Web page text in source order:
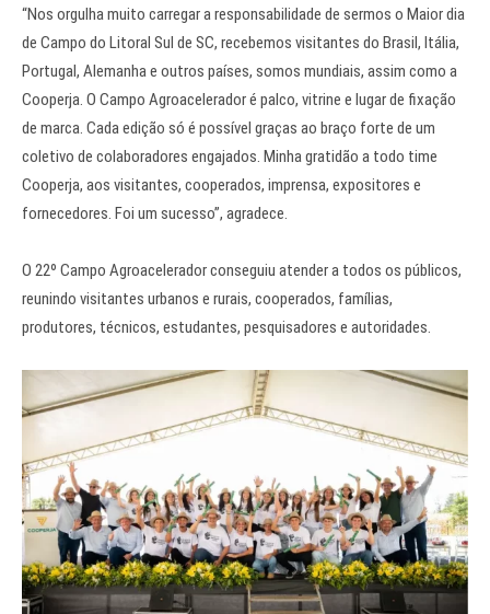
“Nos orgulha muito carregar a responsabilidade de sermos o Maior dia
de Campo do Litoral Sul de SC, recebemos visitantes do Brasil, Itália,
Portugal, Alemanha e outros países, somos mundiais, assim como a
Cooperja. O Campo Agroacelerador é palco, vitrine e lugar de fixação
de marca. Cada edição só é possível graças ao braço forte de um
coletivo de colaboradores engajados. Minha gratidão a todo time
Cooperja, aos visitantes, cooperados, imprensa, expositores e
fornecedores. Foi um sucesso”, agradece.
O 22º Campo Agroacelerador conseguiu atender a todos os públicos,
reunindo visitantes urbanos e rurais, cooperados, famílias,
produtores, técnicos, estudantes, pesquisadores e autoridades.